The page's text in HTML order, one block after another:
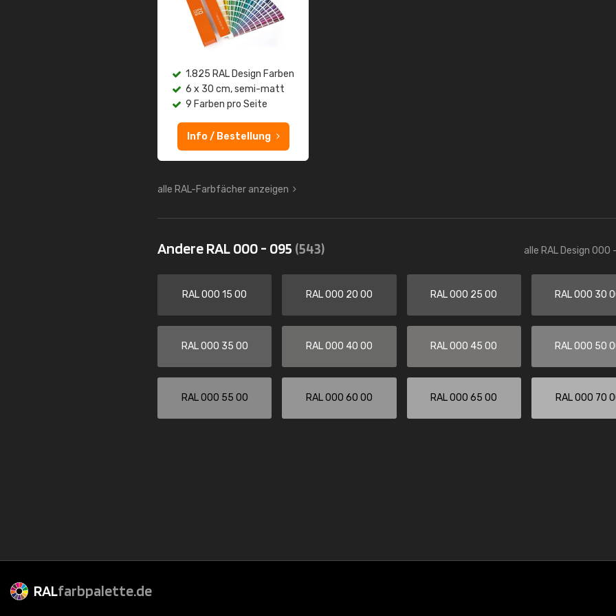
1.825 RAL Design Farben
6 x 30 cm, semi-matt
9 Farben pro Seite
Info / Bestellung
alle RAL-Farbfächer anzeigen
Andere RAL 000 - 095 (543) alle RAL Design 000
RAL 000 15 00 RAL 000 20 00 RAL 000 25 00 RAL 000 30
RAL 000 35 00 RAL 000 40 00 RAL 000 45 00 RAL 000 50
RAL 000 55 00 RAL 000 60 00 RAL 000 65 00 RAL 000 70
RALfarbpalette.de